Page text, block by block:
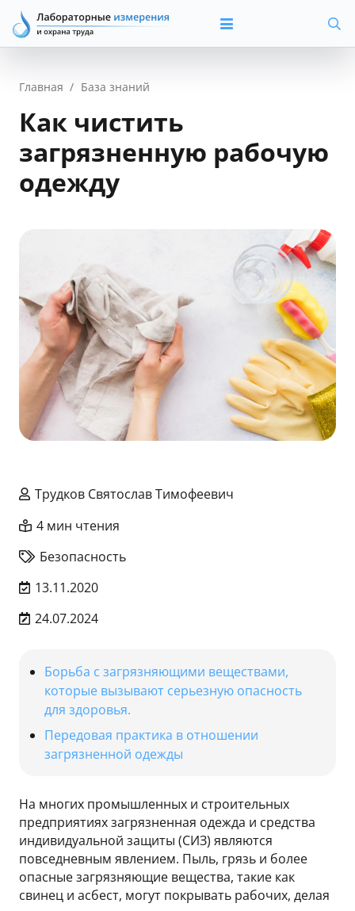
Главная / База знаний
Как чистить
загрязненную рабочую
одежду
Трудков Святослав Тимофеевич
4 мин чтения
Безопасность
13.11.2020
24.07.2024
На многих промышленных и строительных
предприятиях загрязненная одежда и средства
индивидуальной защиты (СИЗ) являются
повседневным явлением. Пыль, грязь и более
опасные загрязняющие вещества, такие как
свинец и асбест, могут покрывать рабочих, делая
Борьба с загрязняющими веществами,
которые вызывают серьезную опасность
для здоровья.
Передовая практика в отношении
загрязненной одежды